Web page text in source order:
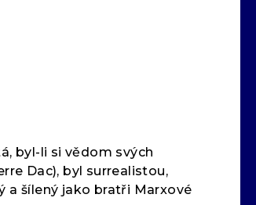
byl-li si vědom svých
Dac), byl surrealistou,
a šílený jako bratři Marxové